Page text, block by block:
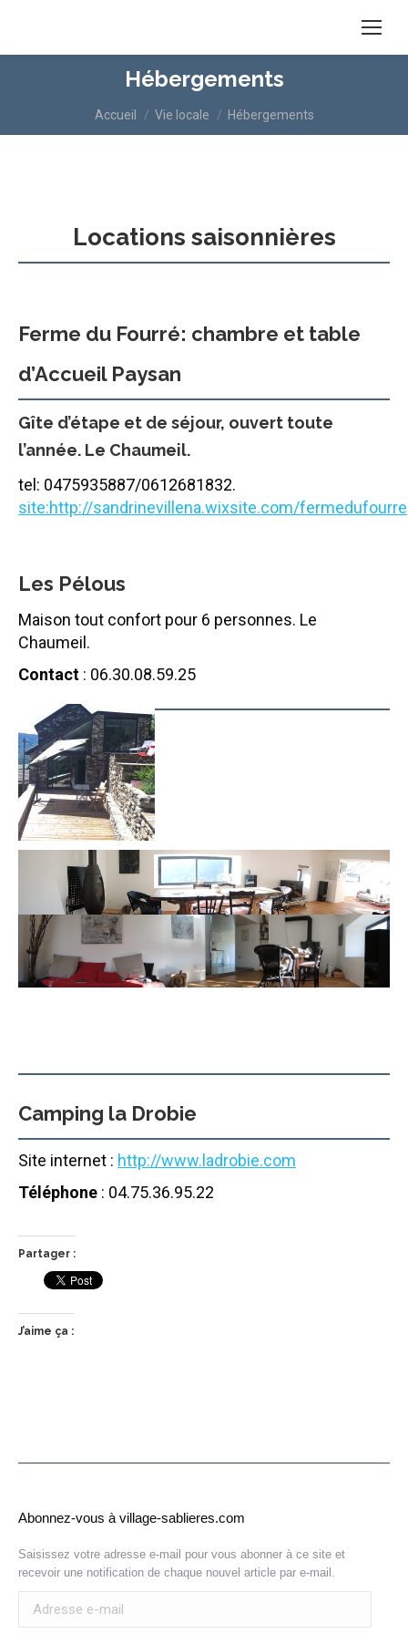
Hébergements
Vous êtes ici :
Accueil Vie locale Hébergements
Locations saisonnières
Ferme du Fourré: chambre et table
d’Accueil Paysan
Gîte d’étape et de séjour, ouvert toute
l’année. Le Chaumeil.
tel: 0475935887/0612681832.
site:http://sandrinevillena.wixsite.com/fermedufourre
Les Pélous
Maison tout confort pour 6 personnes. Le
Chaumeil.
Contact : 06.30.08.59.25
Camping la Drobie
Site internet : http://www.ladrobie.com
Téléphone : 04.75.36.95.22
Partager :
J’aime ça :
Abonnez-vous à village-sablieres.com
Saisissez votre adresse e-mail pour vous abonner à ce site et
recevoir une notification de chaque nouvel article par e-mail.